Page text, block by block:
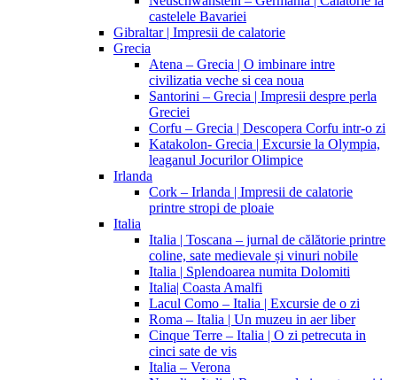
castelele Bavariei
Gibraltar | Impresii de calatorie
Grecia
Atena – Grecia | O imbinare intre
civilizatia veche si cea noua
Santorini – Grecia | Impresii despre perla
Greciei
Corfu – Grecia | Descopera Corfu intr-o zi
Katakolon- Grecia | Excursie la Olympia,
leaganul Jocurilor Olimpice
Irlanda
Cork – Irlanda | Impresii de calatorie
printre stropi de ploaie
Italia
Italia | Toscana – jurnal de călătorie printre
coline, sate medievale și vinuri nobile
Italia | Splendoarea numita Dolomiti
Italia| Coasta Amalfi
Lacul Como – Italia | Excursie de o zi
Roma – Italia | Un muzeu in aer liber
Cinque Terre – Italia | O zi petrecuta in
cinci sate de vis
Italia – Verona